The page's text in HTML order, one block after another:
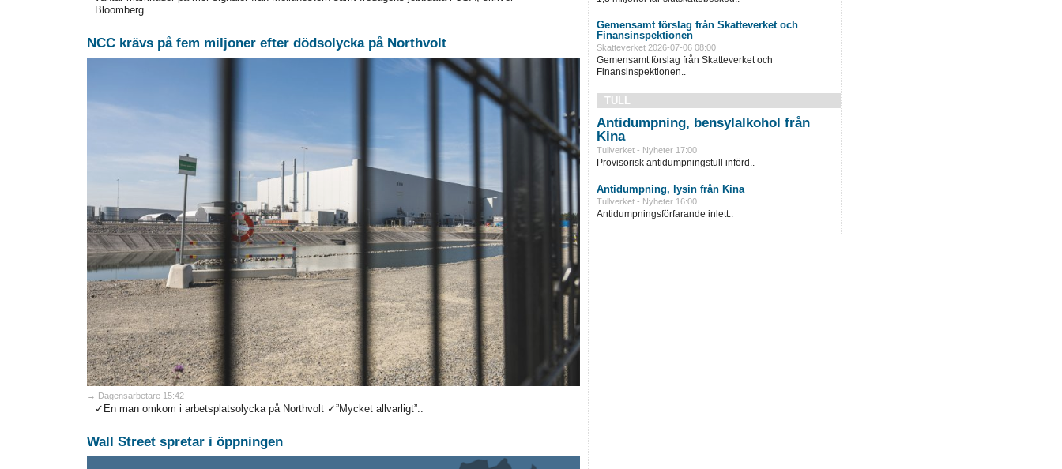
Bloomberg...
NCC krävs på fem miljoner efter dödsolycka på Northvolt
→ Dagensarbetare 15:42
✓En man omkom i arbetsplatsolycka på Northvolt ✓”Mycket allvarligt”..
Wall Street spretar i öppningen
Gemensamt förslag från Skatteverket och
Finansinspektionen
Skatteverket 2026-07-06 08:00
Gemensamt förslag från Skatteverket och
Finansinspektionen..
TULL
Antidumpning, bensylalkohol från
Kina
Tullverket - Nyheter 17:00
Provisorisk antidumpningstull införd..
Antidumpning, lysin från Kina
Tullverket - Nyheter 16:00
Antidumpningsförfarande inlett..